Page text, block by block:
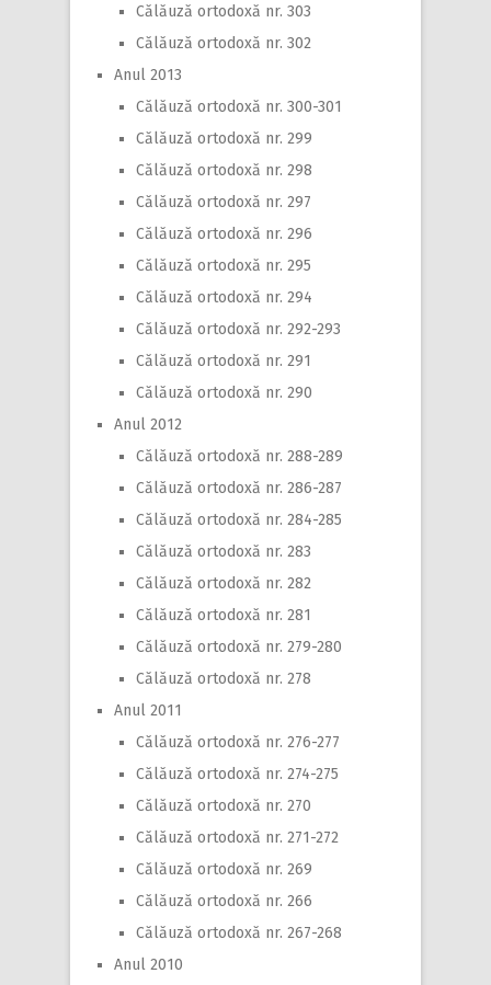
Călăuză ortodoxă nr. 303
Călăuză ortodoxă nr. 302
Anul 2013
Călăuză ortodoxă nr. 300-301
Călăuză ortodoxă nr. 299
Călăuză ortodoxă nr. 298
Călăuză ortodoxă nr. 297
Călăuză ortodoxă nr. 296
Călăuză ortodoxă nr. 295
Călăuză ortodoxă nr. 294
Călăuză ortodoxă nr. 292-293
Călăuză ortodoxă nr. 291
Călăuză ortodoxă nr. 290
Anul 2012
Călăuză ortodoxă nr. 288-289
Călăuză ortodoxă nr. 286-287
Călăuză ortodoxă nr. 284-285
Călăuză ortodoxă nr. 283
Călăuză ortodoxă nr. 282
Călăuză ortodoxă nr. 281
Călăuză ortodoxă nr. 279-280
Călăuză ortodoxă nr. 278
Anul 2011
Călăuză ortodoxă nr. 276-277
Călăuză ortodoxă nr. 274-275
Călăuză ortodoxă nr. 270
Călăuză ortodoxă nr. 271-272
Călăuză ortodoxă nr. 269
Călăuză ortodoxă nr. 266
Călăuză ortodoxă nr. 267-268
Anul 2010